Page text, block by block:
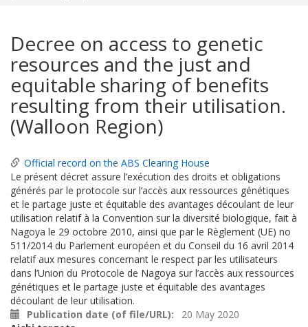
Decree on access to genetic
resources and the just and
equitable sharing of benefits
resulting from their utilisation.
(Walloon Region)
Official record on the ABS Clearing House
Le présent décret assure l’exécution des droits et obligations
générés par le protocole sur l’accès aux ressources génétiques
et le partage juste et équitable des avantages découlant de leur
utilisation relatif à la Convention sur la diversité biologique, fait à
Nagoya le 29 octobre 2010, ainsi que par le Règlement (UE) no
511/2014 du Parlement européen et du Conseil du 16 avril 2014
relatif aux mesures concernant le respect par les utilisateurs
dans l’Union du Protocole de Nagoya sur l’accès aux ressources
génétiques et le partage juste et équitable des avantages
découlant de leur utilisation.
Publication date (of file/URL)
20 May 2020